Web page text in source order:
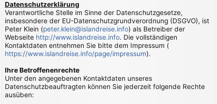
Datenschutzerklärung
Verantwortliche Stelle im Sinne der Datenschutzgesetze,
insbesondere der EU-Datenschutzgrundverordnung (DSGVO), ist
Peter Klein (peter.klein@islandreise.info) als Betreiber der
Webseite http://www.islandreise.info. Die vollständigen
Kontaktdaten entnehmen Sie bitte dem Impressum (
https://www.islandreise.info/page/impressum).
Ihre Betroffenenrechte
Unter den angegebenen Kontaktdaten unseres
Datenschutzbeauftragten können Sie jederzeit folgende Rechte
ausüben: